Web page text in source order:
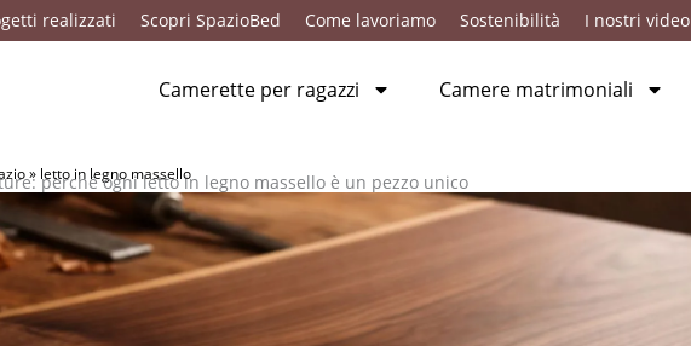
realizzati Scopri SpazioBed Come lavoriamo Sostenibilità I nostri video
Camerette per ragazzi Camere matrimoniali
» letto in legno massello
perché ogni letto in legno massello è un pezzo unico